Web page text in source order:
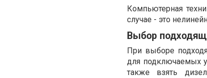
Компьютерная
случае - это
Выбор
При выборе
для подключаемых
также взять